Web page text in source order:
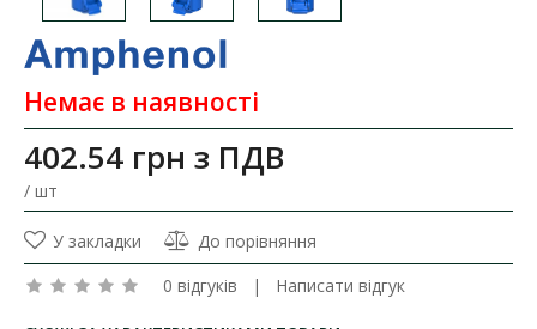
Немає в наявності
402.54 грн з ПДВ
/ шт
У закладки
До порівняння
0 відгуків | Написати відгук